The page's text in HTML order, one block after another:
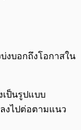
บ่งบอกถึงโอกาสใน
เป็นรูปแบบ
ลงไปต่อตามแนว